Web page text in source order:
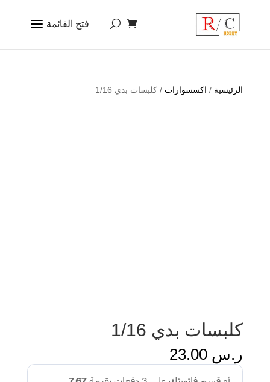
الرئيسية / اكسسوارات / كلبسات بدي 1/16
كلبسات بدي 1/16
ر.س